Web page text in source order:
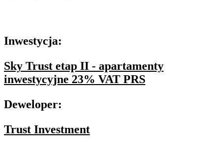
Inwestycja:
Sky Trust etap II - apartamenty
inwestycyjne 23% VAT PRS
Deweloper:
Trust Investment